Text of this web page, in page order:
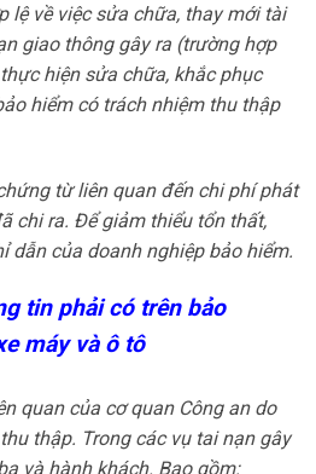
lệ về việc sửa chữa, thay mới tài
giao thông gây ra (trường hợp
hiện sửa chữa, khắc phục
hiểm có trách nhiệm thu thập
từ liên quan đến chi phí phát
chi ra. Để giảm thiểu tổn thất,
dẫn của doanh nghiệp bảo hiểm.
tin phải có trên bảo
máy và ô tô
quan của cơ quan Công an do
thập. Trong các vụ tai nạn gây
và hành khách. Bao gồm: